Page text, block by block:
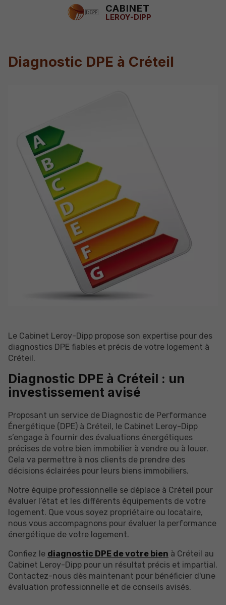
CABINET
LEROY-DIPP
Diagnostic DPE à Créteil
Le Cabinet Leroy-Dipp propose son expertise pour des
diagnostics DPE fiables et précis de votre logement à
Créteil.
Diagnostic DPE à Créteil : un
investissement avisé
Proposant un service de Diagnostic de Performance
Énergétique (DPE) à Créteil, le Cabinet Leroy-Dipp
s’engage à fournir des évaluations énergétiques
précises de votre bien immobilier à vendre ou à louer.
Cela va permettre à nos clients de prendre des
décisions éclairées pour leurs biens immobiliers.
Notre équipe professionnelle se déplace à Créteil pour
évaluer l’état et les différents équipements de votre
logement. Que vous soyez propriétaire ou locataire,
nous vous accompagnons pour évaluer la performance
énergétique de votre logement.
Confiez le diagnostic DPE de votre bien à Créteil au
Cabinet Leroy-Dipp pour un résultat précis et impartial.
Contactez-nous dès maintenant pour bénéficier d'une
évaluation professionnelle et de conseils avisés.